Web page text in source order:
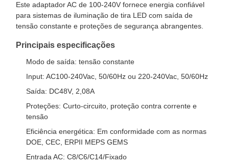
Este adaptador AC de 100-240V fornece energia confiável
para sistemas de iluminação de tira LED com saída de
tensão constante e proteções de segurança abrangentes.
Principais especificações
Modo de saída: tensão constante
Input: AC100-240Vac, 50/60Hz ou 220-240Vac, 50/60Hz
Saída: DC48V, 2,08A
Proteções: Curto-circuito, proteção contra corrente e
tensão
Eficiência energética: Em conformidade com as normas
DOE, CEC, ERPII MEPS GEMS
Entrada AC: C8/C6/C14/Fixado